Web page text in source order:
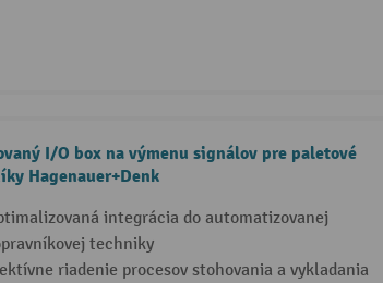
I/O box na výmenu signálov pre paletové
Hagenauer+Denk
integrácia do automatizovanej
techniky
riadenie procesov stohovania a vykladania